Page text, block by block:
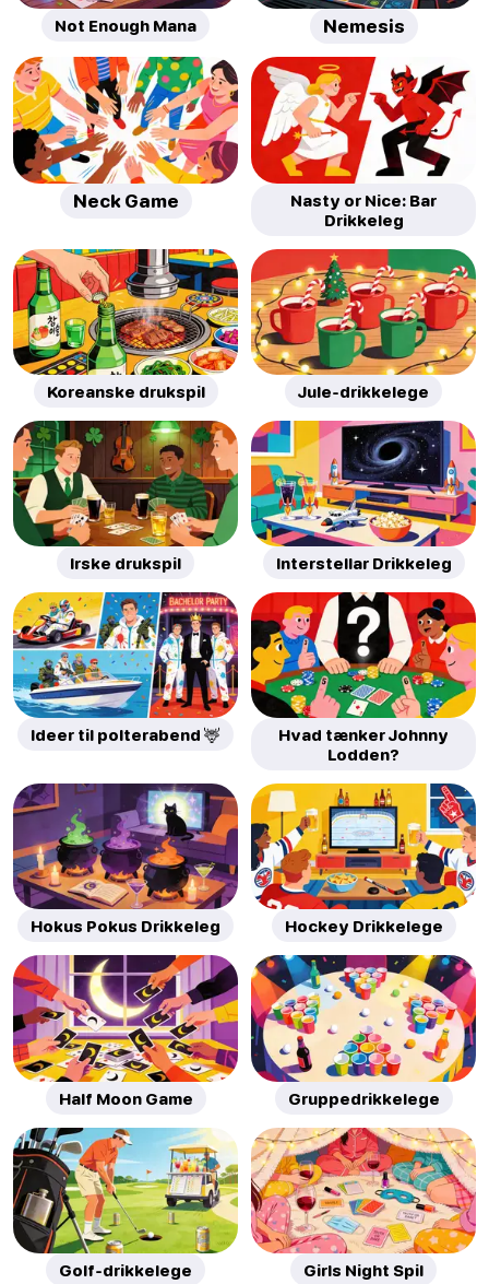
Not Enough Mana Nemesis
Neck Game
Nasty or Nice: Bar
Drikkeleg
Koreanske drukspil Jule-drikkelege
Irske drukspil Interstellar Drikkeleg
Ideer til polterabend 🦌
Hvad tænker Johnny
Lodden?
Hokus Pokus Drikkeleg Hockey Drikkelege
Half Moon Game Gruppedrikkelege
Golf-drikkelege Girls Night Spil